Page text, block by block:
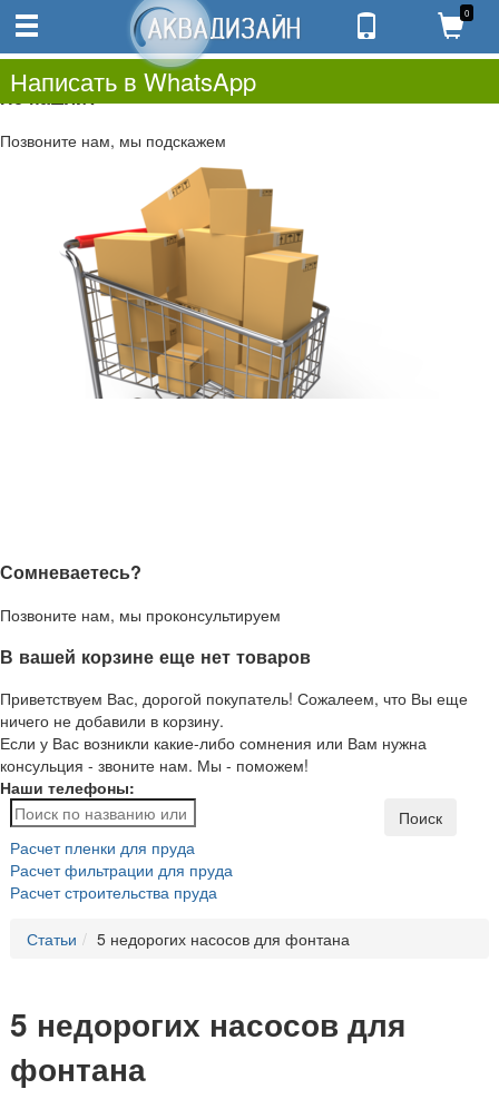
0.00
0
Не нашли?
Позвоните нам, мы подскажем
Сомневаетесь?
Позвоните нам, мы проконсультируем
В вашей корзине еще нет товаров
Приветствуем Вас, дорогой покупатель! Сожалеем, что Вы еще
ничего не добавили в корзину.
Если у Вас возникли какие-либо сомнения или Вам нужна
консульция - звоните нам. Мы - поможем!
Наши телефоны:
0
Написать в WhatsApp
Поиск
Расчет пленки для пруда
Расчет фильтрации для пруда
Расчет строительства пруда
Статьи 5 недорогих насосов для фонтана
5 недорогих насосов для
фонтана